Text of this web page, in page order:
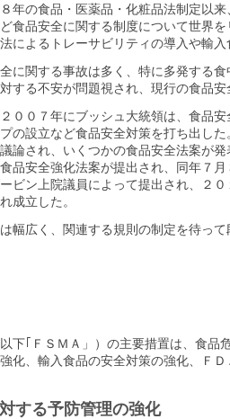
年の食品・医薬品・化粧品法制定以
食品安全に関する制度について世界
によるトレーサビリティの導入や輸入
に関する事故は多く、特に多発する
する不安が問題視され、現行の食品
００７年にブッシュ大統領は、食品
の設立など食品安全対策を打ち出し
論され、いくつかの食品安全法案が
食品安全強化法案が提出され、同年７
ビン上院議員によって提出され、２
成立した。
幅広く、関連する規則の制定を待って
下｢ＦＳＭＡ」）の主要措置は、食
化、輸入食品の安全対策の強化、ＦＤ
する予防管理の強化